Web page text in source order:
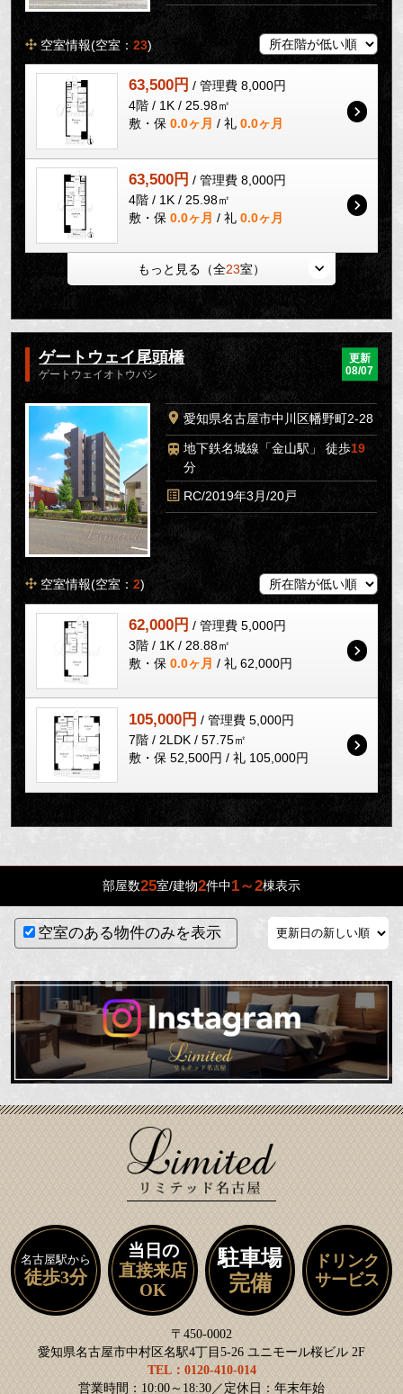
空室情報(空室：23)
63,500円 / 管理費 8,000円
4階 / 1K / 25.98㎡
敷・保 0.0ヶ月 / 礼 0.0ヶ月
63,500円 / 管理費 8,000円
4階 / 1K / 25.98㎡
敷・保 0.0ヶ月 / 礼 0.0ヶ月
もっと見る（全23室）
ゲートウェイ尾頭橋
ゲートウェイオトウバシ
更新
08/07
愛知県名古屋市中川区幡野町2-28
地下鉄名城線「金山駅」 徒歩19
分
RC/2019年3月/20戸
空室情報(空室：2)
62,000円 / 管理費 5,000円
3階 / 1K / 28.88㎡
敷・保 0.0ヶ月 / 礼 62,000円
105,000円 / 管理費 5,000円
7階 / 2LDK / 57.75㎡
敷・保 52,500円 / 礼 105,000円
部屋数25室/建物2件中1～2棟表示
空室のある物件のみを表示
名古屋駅から
徒歩3分
当日の
直接来店
OK
駐車場
完備
ドリンク
サービス
〒450-0002
愛知県名古屋市中村区名駅4丁目5-26 ユニモール桜ビル 2F
TEL：0120-410-014
営業時間：10:00～18:30／定休日：年末年始